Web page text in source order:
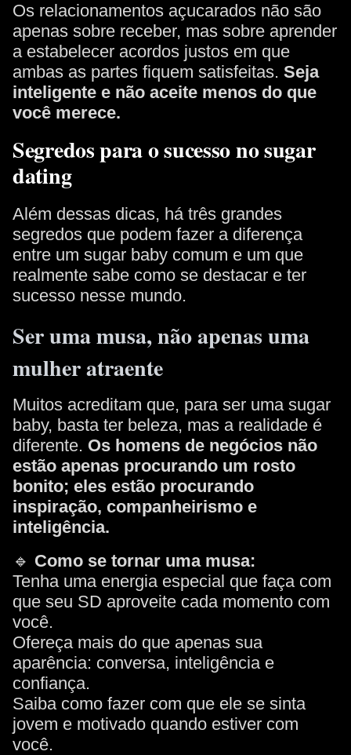
Os relacionamentos açucarados não são
apenas sobre receber, mas sobre aprender
a estabelecer acordos justos em que
ambas as partes fiquem satisfeitas. Seja
inteligente e não aceite menos do que
você merece.
Segredos para o sucesso no sugar
dating
Além dessas dicas, há três grandes
segredos que podem fazer a diferença
entre um sugar baby comum e um que
realmente sabe como se destacar e ter
sucesso nesse mundo.
Ser uma musa, não apenas uma
mulher atraente
Muitos acreditam que, para ser uma sugar
baby, basta ter beleza, mas a realidade é
diferente. Os homens de negócios não
estão apenas procurando um rosto
bonito; eles estão procurando
inspiração, companheirismo e
inteligência.
🔹 Como se tornar uma musa:
Tenha uma energia especial que faça com
que seu SD aproveite cada momento com
você.
Ofereça mais do que apenas sua
aparência: conversa, inteligência e
confiança.
Saiba como fazer com que ele se sinta
jovem e motivado quando estiver com
você.